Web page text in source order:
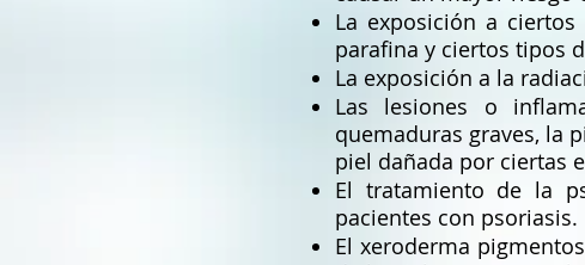
La exposición a
parafina y ciertos tipos
La exposición a la
Las lesiones o
quemaduras graves, la
piel dañada por ciertas
El tratamiento de la
pacientes con psoriasis.
El xeroderma